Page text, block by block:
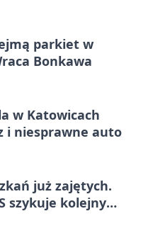
parkiet w
Bonkawa
w Katowicach
i niesprawne auto
już zajętych.
szykuje kolejny